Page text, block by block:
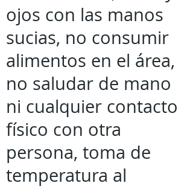
ojos con las manos
sucias, no consumir
alimentos en el área,
no saludar de mano
ni cualquier contacto
físico con otra
persona, toma de
temperatura al